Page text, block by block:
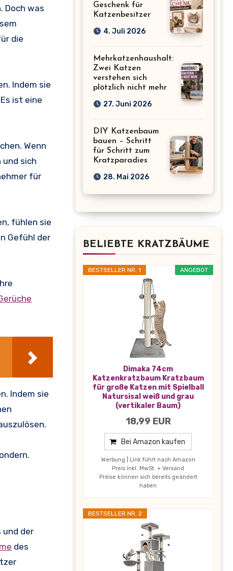
Doch was
die
Indem sie
ist eine
Wenn
sich
für
fühlen sie
Gefühl der
Indem sie
und der
des
Geschenk für
Katzenbesitzer
4. Juli 2026
Mehrkatzenhaushalt:
Zwei Katzen
verstehen sich
plötzlich nicht mehr
27. Juni 2026
DIY Katzenbaum
bauen – Schritt
für Schritt zum
Kratzparadies
28. Mai 2026
BELIEBTE KRATZBÄUME
ANGEBOT
BESTSELLER NR. 1
Dimaka 74cm
Katzenkratzbaum Kratzbaum
für große Katzen mit Spielball
Natursisal weiß und grau
(vertikaler Baum)
18,99 EUR
Bei Amazon kaufen
Werbung | Link führt nach Amazon
Preis inkl. MwSt. + Versand
Preise können sich bereits geändert
haben
BESTSELLER NR. 2